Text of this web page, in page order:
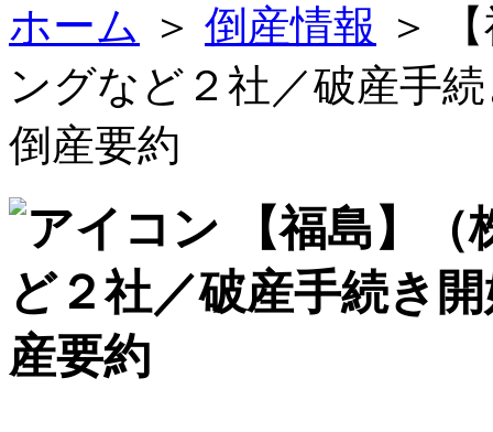
ホーム ＞ 倒産情報 ＞
ングなど２社／破産
倒産要約
【福島】
ど２社／破産手続き
産要約